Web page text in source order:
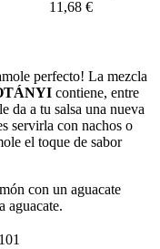
11,68 €
perfecto! La mezcla
contiene, entre
da a tu salsa una nueva
servirla con nachos o
el toque de sabor
con un aguacate
aguacate.